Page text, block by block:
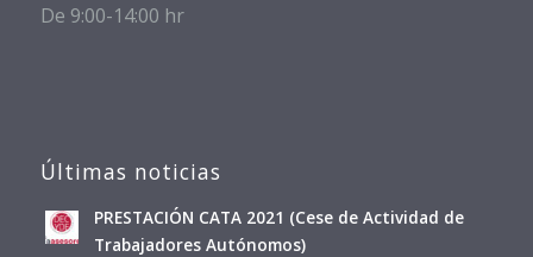
De 9:00-14:00 hr
Últimas noticias
PRESTACIÓN CATA 2021 (Cese de Actividad de
Trabajadores Autónomos)